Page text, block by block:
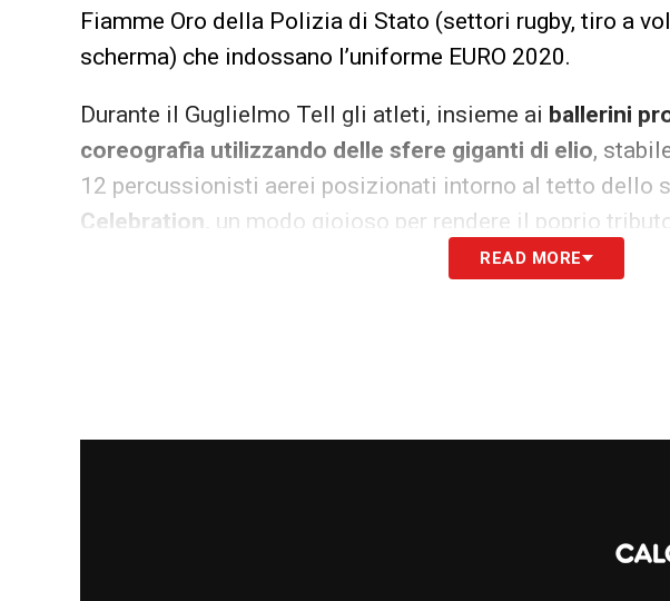
Fiamme Oro della Polizia di Stato (settori rugby, tiro a
scherma) che indossano l’uniforme EURO 2020.
Durante il Guglielmo Tell gli atleti, insieme ai ballerini
coreografia utilizzando delle sfere giganti di elio,
12 percussionisti aerei posizionati intorno al tetto dello
Celebration, un modo gioioso per rendere il poprio
L’ultima parte della cerimonia di apertura sarà dedicata
protagonisti
READ MORE